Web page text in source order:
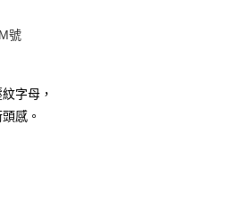
需綁卡、不需儲值。
後，再付款。
程】
先享後付」後，將跳轉至「AFTEE先享後付」
認金額後，即可完成結帳。
到繳費通知簡訊。
內，點擊此簡訊中的連結，可透過四大超商／
進行付款，方視為交易完成。
不需立刻繳費，但若您需要取消訂單，請聯絡
意取消之訂單仍視為有效，需透過AFTEE先享
含以上)免運費
含以上)免運費
含以上)免運費
號
字母，
感。